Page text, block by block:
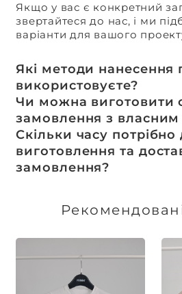
Якщо у вас є конкретний
звертайтеся до нас, і ми
варіанти для вашого
Які методи нанесення
використовуєте?
Термотранферний
Шовкотрафаретний
DTF – друк
Машинна вишивка
Чи можна виготовити
замовлення з
Так, ми спеціалізуємося на
та мерчу під ключ, цей
тканин, розробку лекал,
завершується пошиттям
Скільки часу потрібно
виготовлення та
замовлення?
виготовлення